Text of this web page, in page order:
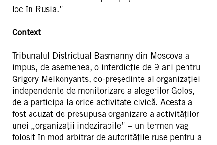
loc în Rusia.”
Context
Tribunalul Districtual Basmanny din Moscova a
impus, de asemenea, o interdicție de 9 ani pentru
Grigory Melkonyants, co-președinte al organizației
independente de monitorizare a alegerilor Golos,
de a participa la orice activitate civică. Acesta a
fost acuzat de presupusa organizare a activităților
unei „organizații indezirabile” – un termen vag
folosit în mod arbitrar de autoritățile ruse pentru a